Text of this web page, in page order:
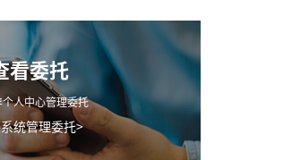
看委托
人中心管理委托
统管理委托>